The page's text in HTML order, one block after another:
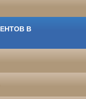
В